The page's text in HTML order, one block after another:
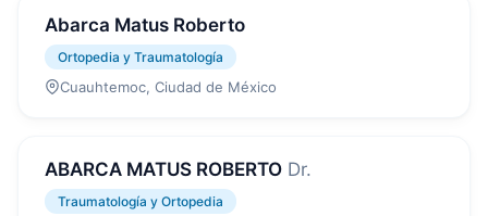
Abarca Matus Roberto
Ortopedia y Traumatología
Cuauhtemoc, Ciudad de México
ABARCA MATUS ROBERTO Dr.
Traumatología y Ortopedia